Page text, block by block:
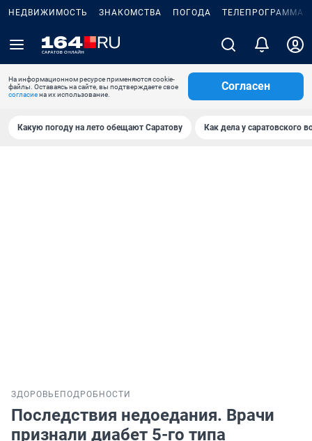
НЕДВИЖИМОСТЬ ЗНАКОМСТВА ПОГОДА ТЕЛЕПРОГРАММА
На информационном ресурсе применяются cookie-
файлы. Оставаясь на сайте, вы подтверждаете свое
согласиена их использование.
Согласен
Какую погоду на лето обещают Саратову Как дела у саратовского
ЗДОРОВЬЕ ПОДРОБНОСТИ
Последствия недоедания. Врачи
признали диабет 5-го типа